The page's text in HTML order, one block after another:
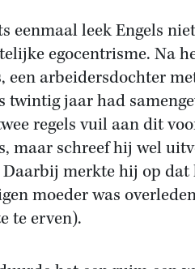
eenmaal leek Engels
egocentrisme. Na
een arbeidersdochter
twintig jaar had
regels vuil aan dit
maar schreef hij wel
merkte hij op dat
moeder was
te erven).